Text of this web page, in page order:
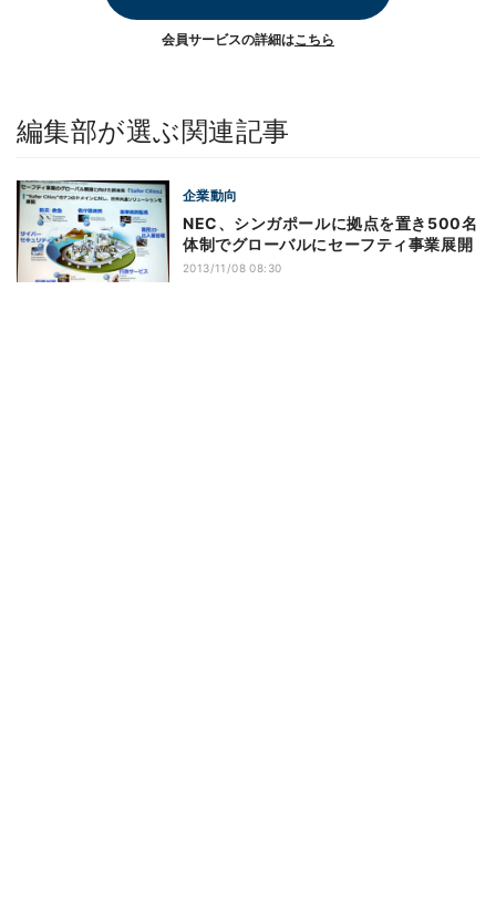
会員サービスの詳細はこちら
編集部が選ぶ関連記事
企業動向
NEC、シンガポールに拠点を置き500名
体制でグローバルにセーフティ事業展開
2013/11/08 08:30